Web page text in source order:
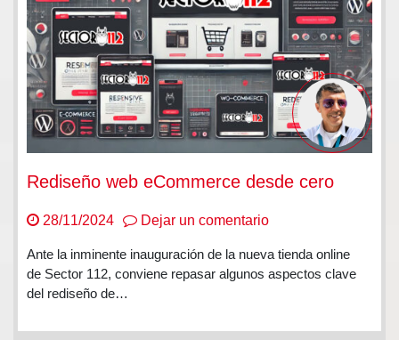
Rediseño web eCommerce desde cero
28/11/2024 Dejar un comentarioen
web
eCommerce
Ante la inminente inauguración de la nueva tienda online
de Sector 112, conviene repasar algunos aspectos clave
del rediseño de…